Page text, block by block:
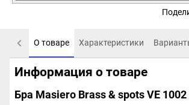
О товаре Характеристики
Информация о товаре
Бра Masiero Brass & spots VE 1002